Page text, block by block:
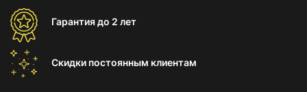
Гарантиядо 2 лет
Скидки постоянным клиентам